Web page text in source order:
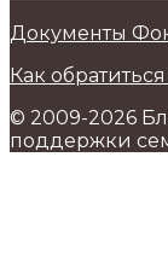
Документы
Как
© 2009-2026
поддержки